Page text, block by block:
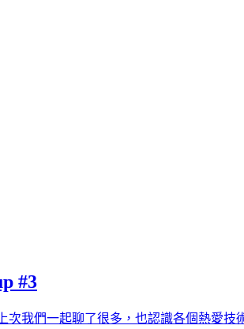
#3
次我們一起聊了很多，也認識各個熱愛